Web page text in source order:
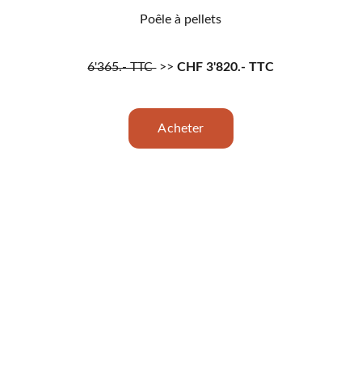
Acheter
Poêle à pellets
6'365.- TTC >> CHF 3'820.- TTC